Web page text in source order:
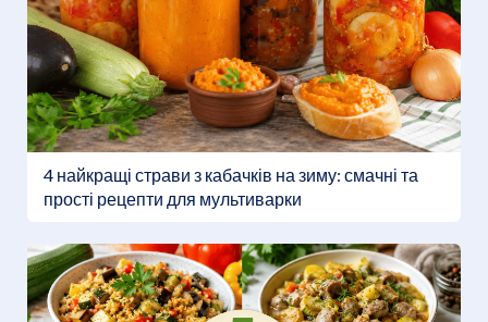
4 найкращі страви з кабачків на зиму: смачні та
прості рецепти для мультиварки